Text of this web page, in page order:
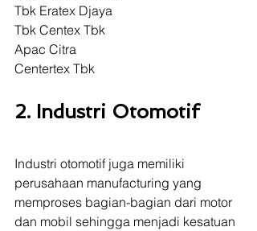
Tbk Eratex Djaya
Tbk Centex Tbk
Apac Citra
Centertex Tbk
2. Industri Otomotif
Industri otomotif juga memiliki
perusahaan manufacturing yang
memproses bagian-bagian dari motor
dan mobil sehingga menjadi kesatuan